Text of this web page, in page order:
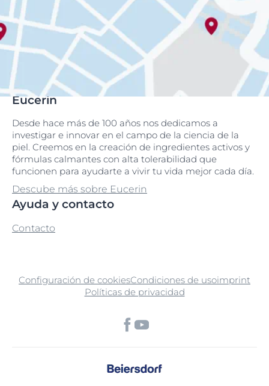
Eucerin
Desde hace más de 100 años nos dedicamos a
investigar e innovar en el campo de la ciencia de la
piel. Creemos en la creación de ingredientes activos y
fórmulas calmantes con alta tolerabilidad que
funcionen para ayudarte a vivir tu vida mejor cada día.
Descube más sobre Eucerin
Ayuda y contacto
Contacto
Configuración de cookiesCondiciones de usoimprint
Políticas de privacidad